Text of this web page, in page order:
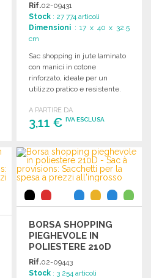
Rif.02-09431
Stock : 27 774 articoli
Dimensioni : 17 x 40 x 32.5
cm
Sac shopping in jute laminato
con manici in cotone
rinforzato, ideale per un
utilizzo pratico e resistente.
A PARTIRE DA
3,11 €IVA ESCLUSA
ORDINARE
Richiedi un preventivo
BORSA SHOPPING
PIEGHEVOLE IN
POLIESTERE 210D
Rif.02-09443
Stock : 3 254 articoli